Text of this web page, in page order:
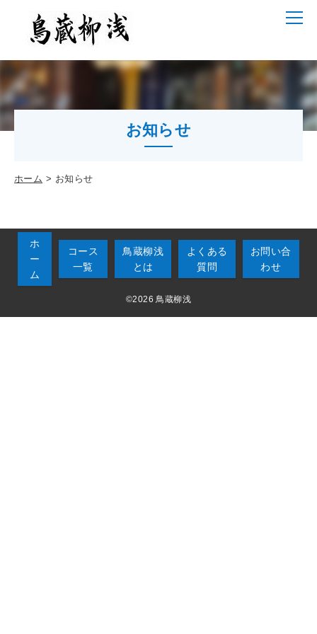
お知らせ
ホーム お知らせ
ホ
ー
ム
コース
一覧
鳥蔵柳浅
とは
よくある
質問
お問い合
わせ
©2026 鳥蔵柳浅